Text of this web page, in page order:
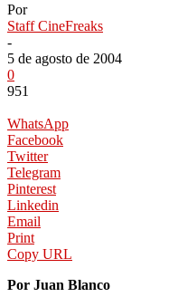
Por
Staff CineFreaks
-
5 de agosto de 2004
0
951
WhatsApp
Facebook
Twitter
Telegram
Pinterest
Linkedin
Email
Print
Copy URL
Por Juan Blanco